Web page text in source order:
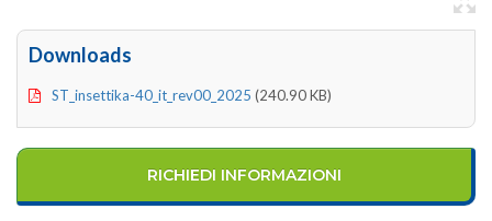
Downloads
ST_insettika-40_it_rev00_2025 (240.90 KB)
RICHIEDI INFORMAZIONI